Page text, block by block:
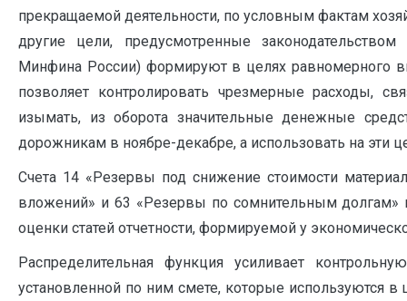
прекращаемой деятельности, по условным фактам
другие цели, предусмотренные
Минфина России) формируют в целях равномерного
позволяет контролировать чрезмерные расходы,
изымать, из оборота значительные денежные
дорожникам в ноябре-декабре, а использовать на эти
Счета 14 «Резервы под снижение стоимости
вложений» и 63 «Резервы по сомнительным долгам»
оценки статей отчетности, формируемой у
Распределительная функция усиливает
установленной по ним смете, которые используются